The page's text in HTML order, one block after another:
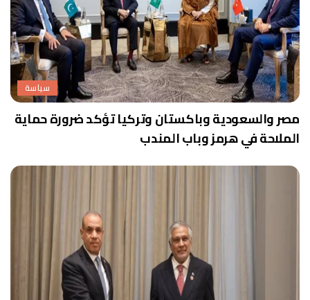
سياسة
مصر والسعودية وباكستان وتركيا تؤكد ضرورة حماية
الملاحة في هرمز وباب المندب